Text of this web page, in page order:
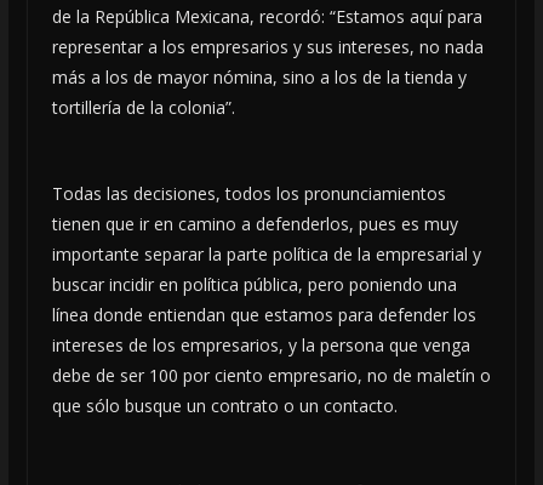
de la República Mexicana, recordó: “Estamos aquí para
representar a los empresarios y sus intereses, no nada
más a los de mayor nómina, sino a los de la tienda y
tortillería de la colonia”.
Todas las decisiones, todos los pronunciamientos
tienen que ir en camino a defenderlos, pues es muy
importante separar la parte política de la empresarial y
buscar incidir en política pública, pero poniendo una
línea donde entiendan que estamos para defender los
intereses de los empresarios, y la persona que venga
debe de ser 100 por ciento empresario, no de maletín o
que sólo busque un contrato o un contacto.